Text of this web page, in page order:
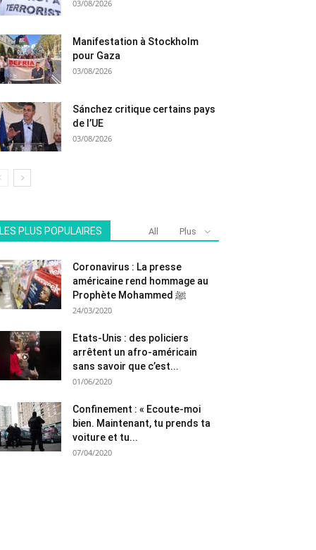
03/08/2026
Manifestation à Stockholm
pour Gaza
03/08/2026
Sánchez critique certains pays
de l’UE
03/08/2026
LES PLUS POPULAIRES All Plus
Coronavirus : La presse
américaine rend hommage au
Prophète Mohammed ﷺ
24/03/2020
Etats-Unis : des policiers
arrêtent un afro-américain
sans savoir que c’est...
01/06/2020
Confinement : « Ecoute-moi
bien. Maintenant, tu prends ta
voiture et tu...
07/04/2020